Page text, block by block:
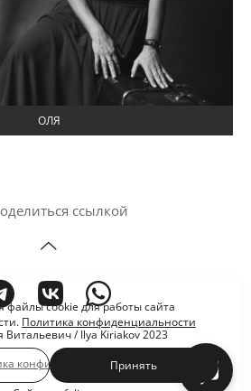
ОЛЯ
ссылкой
Витальевич / Ilya Kiriakov 2023
конфиденциальности
файлы cookie для работы сайта
Политика конфиденциальности
Принять